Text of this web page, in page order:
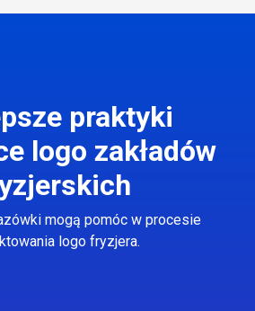
praktyki
logo zakładów
mogą pomóc w procesie
logo fryzjera.